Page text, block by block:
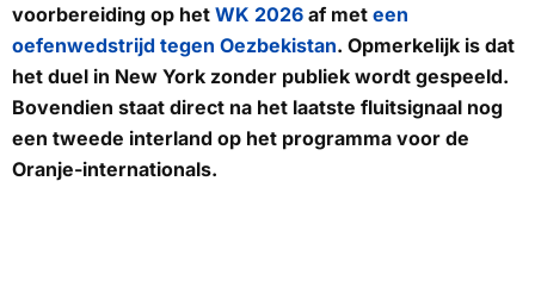
voorbereiding op het WK 2026 af met een
oefenwedstrijd tegen Oezbekistan. Opmerkelijk is dat
het duel in New York zonder publiek wordt gespeeld.
Bovendien staat direct na het laatste fluitsignaal nog
een tweede interland op het programma voor de
Oranje-internationals.